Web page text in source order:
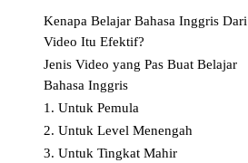
Kenapa Belajar Bahasa Inggris Dari
Video Itu Efektif?
Jenis Video yang Pas Buat Belajar
Bahasa Inggris
1. Untuk Pemula
2. Untuk Level Menengah
3. Untuk Tingkat Mahir